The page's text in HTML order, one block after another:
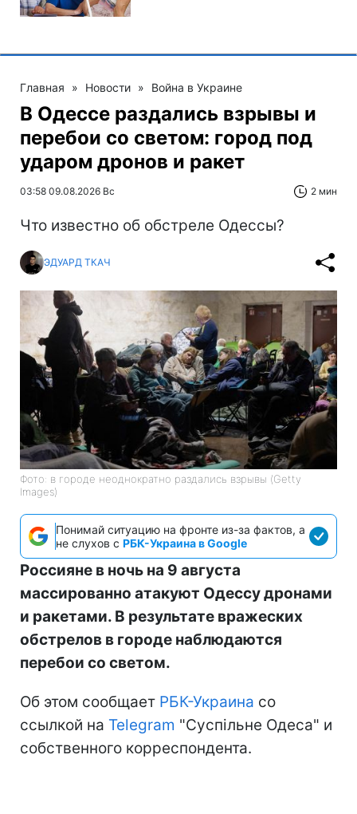
Главная » Новости » Война в Украине
В Одессе раздались взрывы и
перебои со светом: город под
ударом дронов и ракет
03:58 09.08.2026 Вс 2 мин
Что известно об обстреле Одессы?
ЭДУАРД ТКАЧ
Фото: в городе неоднократно раздались взрывы (Getty
Images)
Понимай ситуацию на фронте из-за фактов, а
не слухов с РБК-Украина в Google
Россияне в ночь на 9 августа
массированно атакуют Одессу дронами
и ракетами. В результате вражеских
обстрелов в городе наблюдаются
перебои со светом.
Об этом сообщает РБК-Украина со
ссылкой на Telegram "Суспільне Одеса" и
собственного корреспондента.